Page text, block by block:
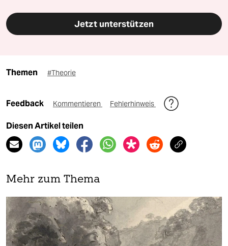
Jetzt unterstützen
Themen #Theorie
Feedback Kommentieren Fehlerhinweis
Diesen Artikel teilen
Mehr zum Thema